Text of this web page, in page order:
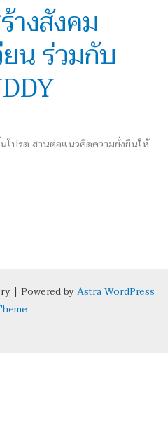
างสังคม
น ร่วมกับ
โปรด สานต่อแนวคิดความยั่งยืนให้
| Powered byAstra WordPress